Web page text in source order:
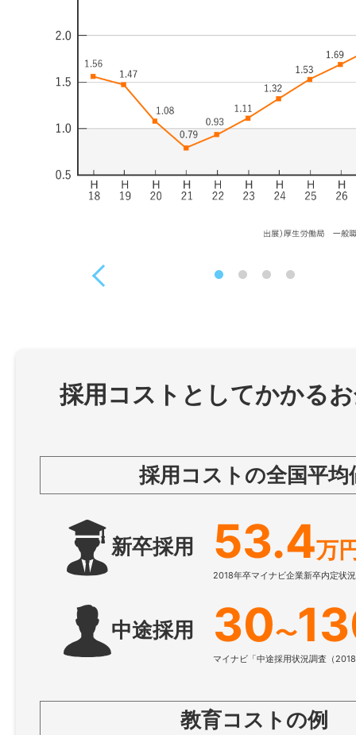
採用コストとしてかかる
採用コストの全国平均
新卒採用 53.4万
2018年卒マイナビ企業新卒内定状
中途採用 30〜
マイナビ「中途採用状況調査（
教育コストの例